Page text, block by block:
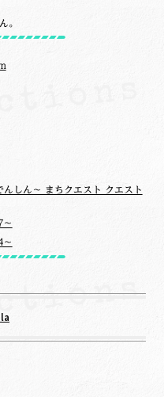
。
しん～ まちクエスト クエスト